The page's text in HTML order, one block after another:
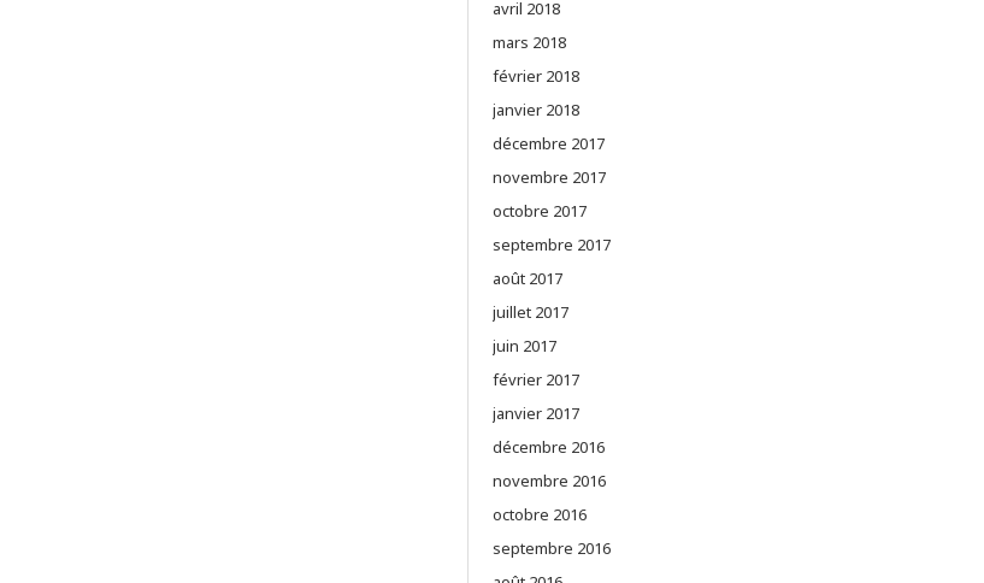
avril 2018
mars 2018
février 2018
janvier 2018
décembre 2017
novembre 2017
octobre 2017
septembre 2017
août 2017
juillet 2017
juin 2017
février 2017
janvier 2017
décembre 2016
novembre 2016
octobre 2016
septembre 2016